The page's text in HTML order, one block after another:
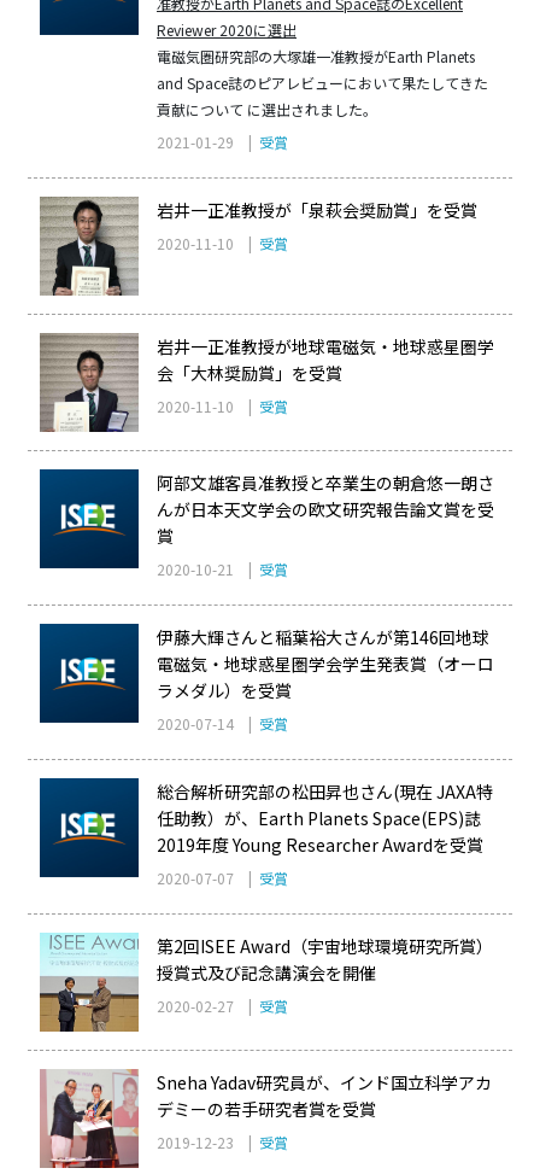
Reviewer 2020に選出
電磁気圏研究部の大塚雄一准教授がEarth Planets
and Space誌のピアレビューにおいて果たしてきた
貢献について に選出されました。
2021-01-29 | 受賞
岩井一正准教授が「泉萩会奨励賞」を受賞
2020-11-10 | 受賞
岩井一正准教授が地球電磁気・地球惑星圏学
会「大林奨励賞」を受賞
2020-11-10 | 受賞
阿部文雄客員准教授と卒業生の朝倉悠一朗さ
んが日本天文学会の欧文研究報告論文賞を受
賞
2020-10-21 | 受賞
伊藤大輝さんと稲葉裕大さんが第146回地球
電磁気・地球惑星圏学会学生発表賞（オーロ
ラメダル）を受賞
2020-07-14 | 受賞
総合解析研究部の松田昇也さん(現在 JAXA特
任助教）が、Earth Planets Space(EPS)誌
2019年度 Young Researcher Awardを受賞
2020-07-07 | 受賞
第2回ISEE Award（宇宙地球環境研究所賞）
授賞式及び記念講演会を開催
2020-02-27 | 受賞
Sneha Yadav研究員が、インド国立科学アカ
デミーの若手研究者賞を受賞
2019-12-23 | 受賞